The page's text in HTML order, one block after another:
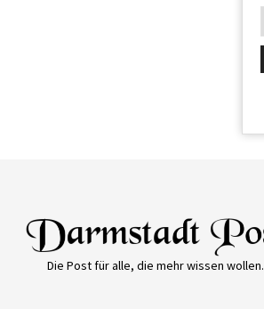
Die Post für alle, die mehr wissen wollen.